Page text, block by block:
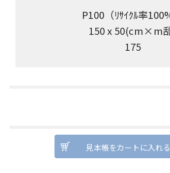
P100（ﾘｻｲｸﾙ率
150 x 50(cm×m
175
見本帳をカートに入れる